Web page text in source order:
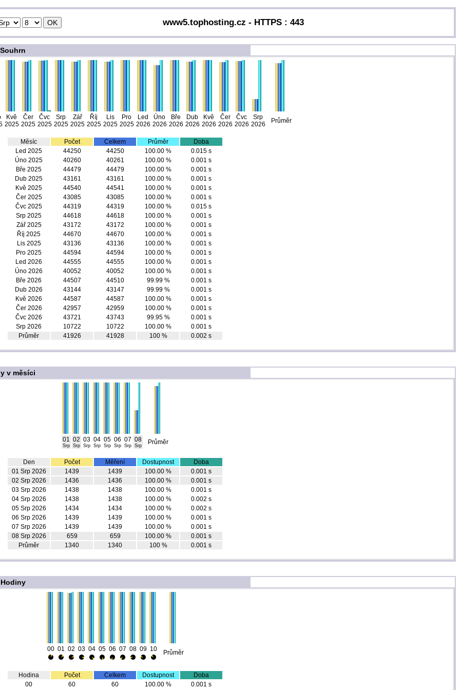
www5.tophosting.cz - HTTPS : 443
Souhrn
Kvě
2025
Čer
2025
Čvc
2025
Srp
2025
Zář
2025
Říj
2025
Lis
2025
Pro
2025
Led
2026
Úno
2026
Bře
2026
Dub
2026
Kvě
2026
Čer
2026
Čvc
2026
Srp
2026
Průměr
Měsíc Počet Celkem Průměr
Doba
Led 2025
44250 44250 100.00 %
0.015 s
Úno 2025
40260 40261 100.00 %
0.001 s
Bře 2025
44479 44479 100.00 %
0.001 s
Dub 2025
43161 43161 100.00 %
0.001 s
Kvě 2025
44540 44541 100.00 %
0.001 s
Čer 2025
43085 43085 100.00 %
0.001 s
Čvc 2025
44319 44319 100.00 %
0.015 s
Srp 2025
44618 44618 100.00 %
0.001 s
Zář 2025
43172 43172 100.00 %
0.001 s
Říj 2025
44670 44670 100.00 %
0.001 s
Lis 2025
43136 43136 100.00 %
0.001 s
Pro 2025
44594 44594 100.00 %
0.001 s
Led 2026
44555 44555 100.00 %
0.001 s
Úno 2026
40052 40052 100.00 %
0.001 s
Bře 2026
44507 44510 99.99 %
0.001 s
Dub 2026
43144 43147 99.99 %
0.001 s
Kvě 2026
44587 44587 100.00 %
0.001 s
Čer 2026
42957 42959 100.00 %
0.001 s
Čvc 2026
43721 43743 99.95 %
0.001 s
Srp 2026
10722 10722 100.00 %
0.001 s
Průměr
41926 41928 100 % 0.002 s
v měsíci
01
Srp
02
Srp
03
Srp
04
Srp
05
Srp
06
Srp
07
Srp
08
Srp Průměr
Den Počet Měření Dostupnost
Doba
01 Srp 2026
1439 1439 100.00 %
0.001 s
02 Srp 2026
1436 1436 100.00 %
0.001 s
03 Srp 2026
1438 1438 100.00 %
0.001 s
04 Srp 2026
1438 1438 100.00 %
0.002 s
05 Srp 2026
1434 1434 100.00 %
0.002 s
06 Srp 2026
1439 1439 100.00 %
0.001 s
07 Srp 2026
1439 1439 100.00 %
0.001 s
08 Srp 2026
659 659 100.00 %
0.001 s
Průměr
1340 1340 100 % 0.001 s
Hodiny
00 01 02 03 04 05 06 07 08 09 10 Průměr
Hodina Počet Celkem Dostupnost
Doba
00
60 60 100.00 % 0.001 s